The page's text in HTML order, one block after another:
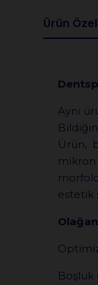
Ürün
Aynı
Ürün,
mikron
estetik
Boşluk